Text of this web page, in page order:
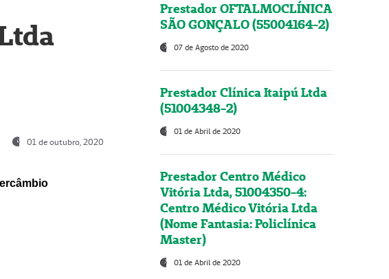
01 de outubro, 2020
Prestador OFTALMOCLÍNICA
SÃO GONÇALO (55004164-2)
07 de Agosto de 2020
Prestador Clínica Itaipú Ltda
(51004348-2)
01 de Abril de 2020
Prestador Centro Médico
Vitória Ltda, 51004350-4:
Centro Médico Vitória Ltda
(Nome Fantasia: Policlínica
Master)
01 de Abril de 2020